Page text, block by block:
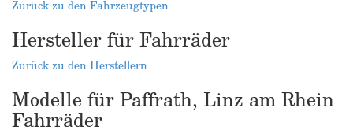
Zurück zu den Fahrzeugtypen
Hersteller für Fahrräder
Zurück zu den Herstellern
Modelle für Paffrath, Linz am Rhein
Fahrräder